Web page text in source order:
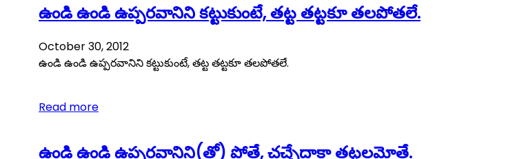
ఉండి ఉండి ఉప్పరవానిని కట్టుకుంటే, తట్ట తట్టకూ తలపోతలే.
October 30, 2012
ఉండి ఉండి ఉప్పరవానిని కట్టుకుంటే, తట్ట తట్టకూ తలపోతలే.
Read more
ఉండి ఉండి ఉప్పరవానిని(తో) పోతే, చచ్చేదాకా తట్టలమోతే.